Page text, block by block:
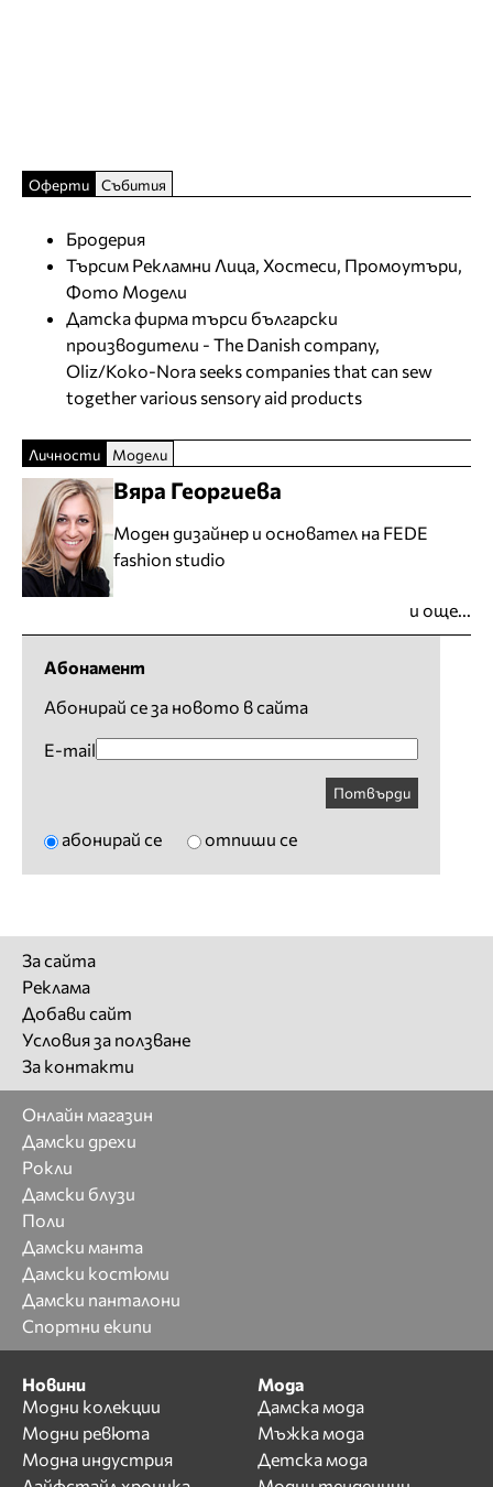
Оферти Събития
Бродерия
Търсим Рекламни Лица, Хостеси, Промоутъри,
Фото Модели
Датска фирма търси български
производители - The Danish company,
Oliz/Koko-Nora seeks companies that can sew
together various sensory aid products
Личности Модели
Вяра Георгиева
Моден дизайнер и основател на FEDE
fashion studio
и още...
Абонамент
Абонирай се за новото в сайта
E-mail
Потвърди
абонирай се отпиши се
За сайта
Реклама
Добави сайт
Условия за ползване
За контакти
Онлайн магазин
Дамски дрехи
Рокли
Дамски блузи
Поли
Дамски манта
Дамски костюми
Дамски панталони
Спортни екипи
Новини
Модни колекции
Модни ревюта
Модна индустрия
Мода
Дамска мода
Мъжка мода
Детска мода